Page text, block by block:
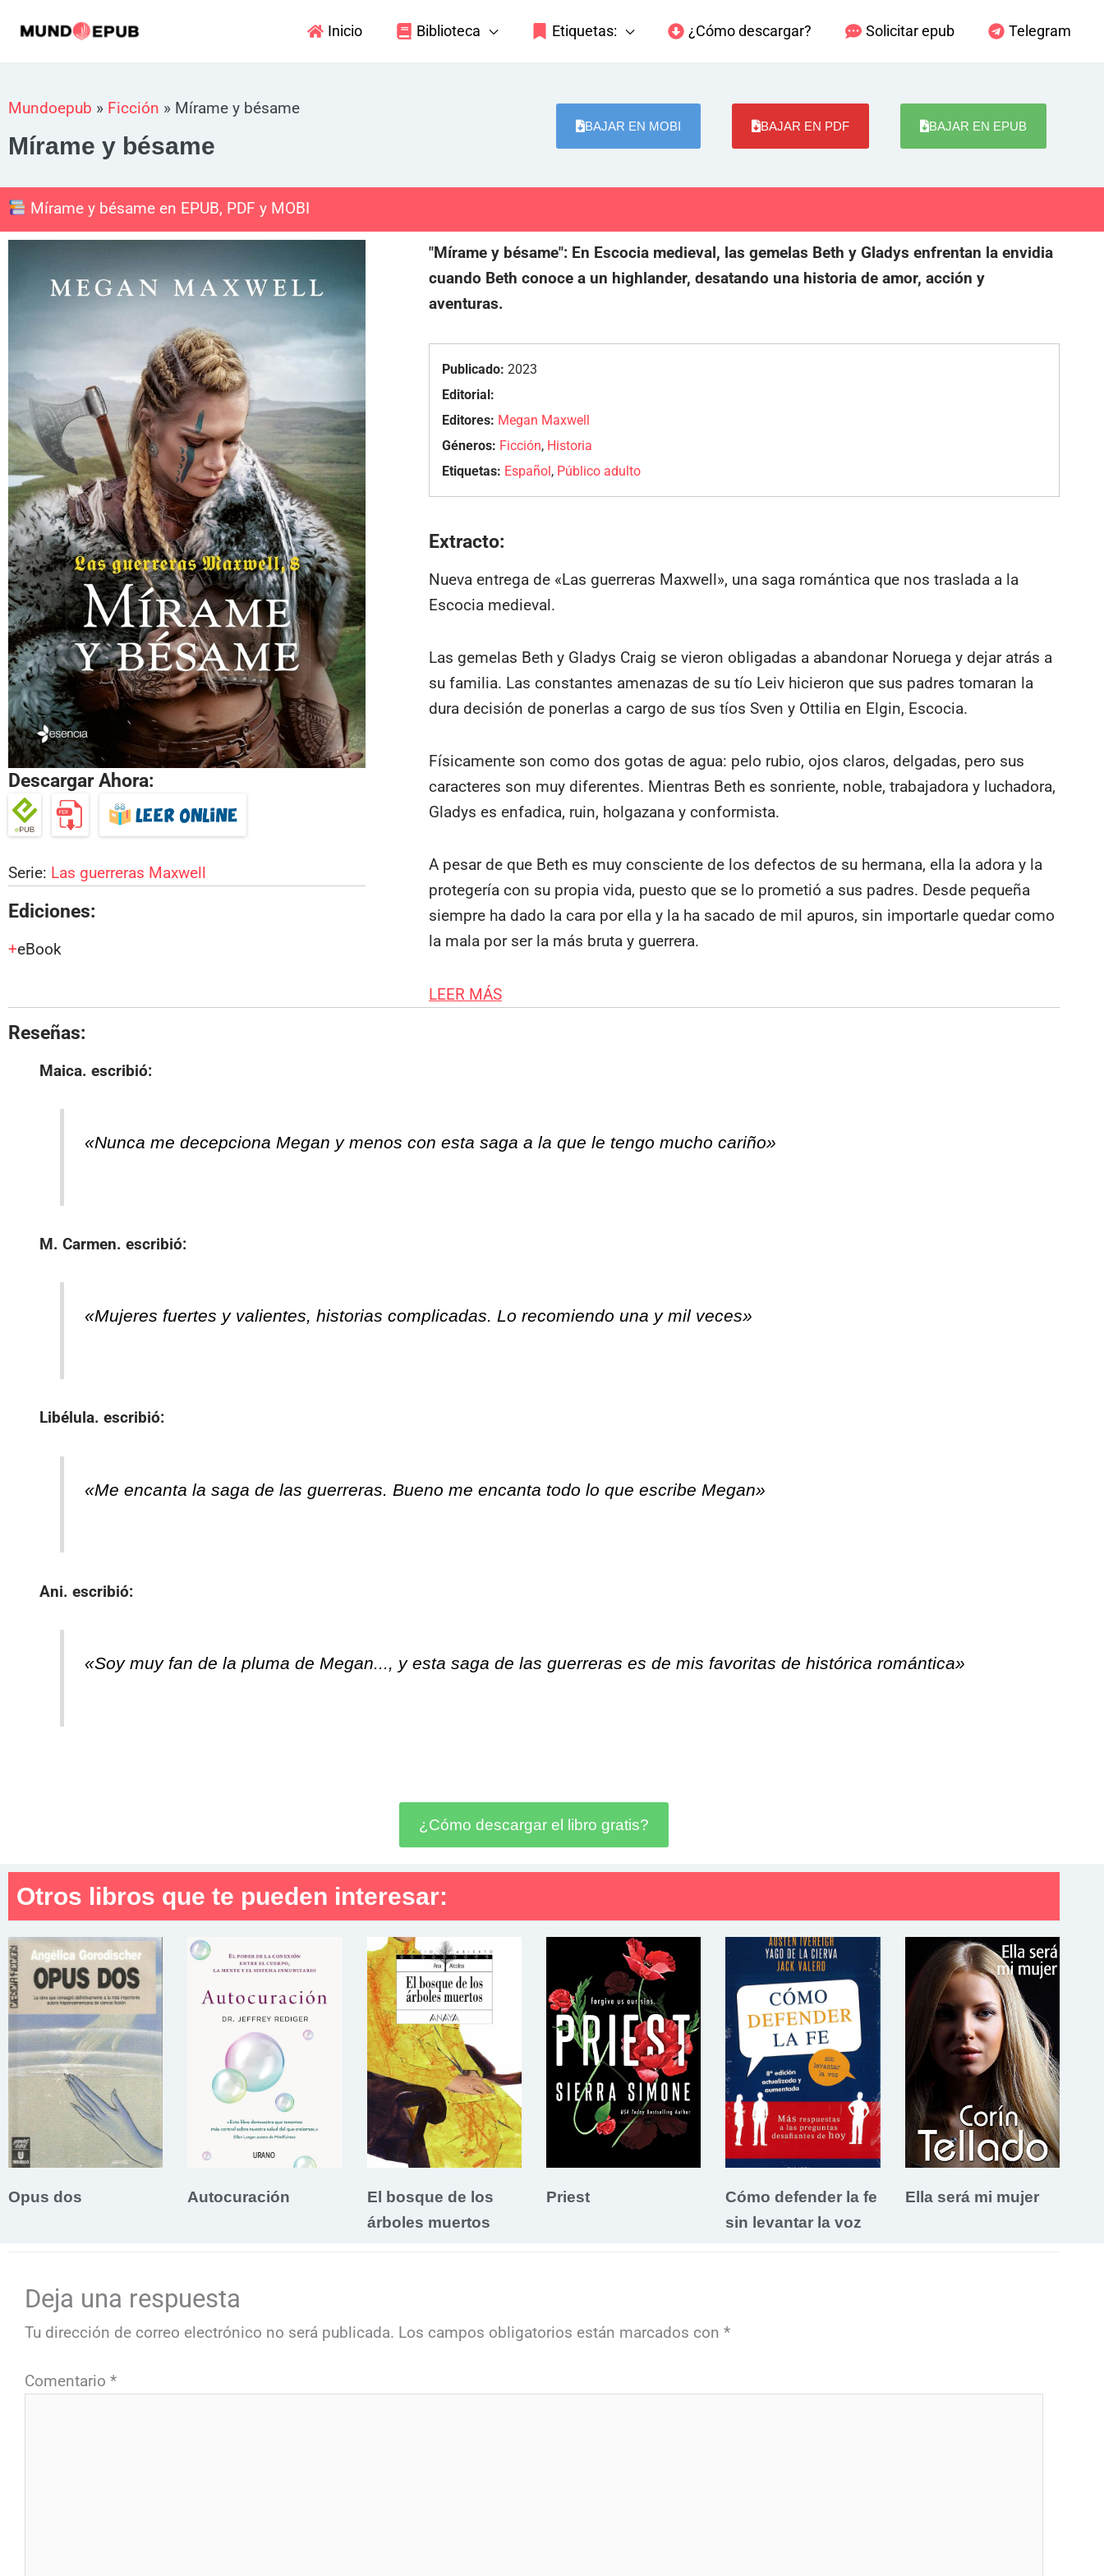
Inicio Biblioteca Etiquetas: ¿Cómo descargar? Solicitar epub Telegram
Mundoepub » Ficción » Mírame y bésame
Mírame y bésame
BAJAR EN MOBI BAJAR EN PDF BAJAR EN EPUB
Mírame y bésame en EPUB, PDF y MOBI
Descargar Ahora:
Serie: Las guerreras Maxwell
Ediciones:
eBook
"Mírame y bésame": En Escocia medieval, las gemelas Beth y Gladys enfrentan la envidia
cuando Beth conoce a un highlander, desatando una historia de amor, acción y
aventuras.
Publicado: 2023
Editorial:
Editores: Megan Maxwell
Géneros: Ficción, Historia
Etiquetas: Español, Público adulto
Extracto:
Nueva entrega de «Las guerreras Maxwell», una saga romántica que nos traslada a la
Escocia medieval.
Las gemelas Beth y Gladys Craig se vieron obligadas a abandonar Noruega y dejar atrás a
su familia. Las constantes amenazas de su tío Leiv hicieron que sus padres tomaran la
dura decisión de ponerlas a cargo de sus tíos Sven y Ottilia en Elgin, Escocia.
Físicamente son como dos gotas de agua: pelo rubio, ojos claros, delgadas, pero sus
caracteres son muy diferentes. Mientras Beth es sonriente, noble, trabajadora y luchadora,
Gladys es enfadica, ruin, holgazana y conformista.
A pesar de que Beth es muy consciente de los defectos de su hermana, ella la adora y la
protegería con su propia vida, puesto que se lo prometió a sus padres. Desde pequeña
siempre ha dado la cara por ella y la ha sacado de mil apuros, sin importarle quedar como
la mala por ser la más bruta y guerrera.
LEER MÁS
Reseñas:
Maica. escribió:
«Nunca me decepciona Megan y menos con esta saga a la que le tengo mucho cariño»
M. Carmen. escribió:
«Mujeres fuertes y valientes, historias complicadas. Lo recomiendo una y mil veces»
Libélula. escribió:
«Me encanta la saga de las guerreras. Bueno me encanta todo lo que escribe Megan»
Ani. escribió:
«Soy muy fan de la pluma de Megan..., y esta saga de las guerreras es de mis favoritas de histórica romántica»
¿Cómo descargar el libro gratis?
Otros libros que te pueden interesar:
Opus dos Autocuración
El bosque de los
árboles muertos
Priest
Cómo defender la fe
sin levantar la voz
Ella será mi mujer
Deja una respuesta
Tu dirección de correo electrónico no será publicada. Los campos obligatorios están marcados con *
Comentario *